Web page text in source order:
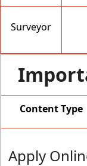
Surveyor
Content Type
Apply